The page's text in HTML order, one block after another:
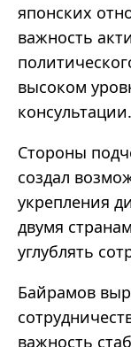
японских
важность
высоком
консультации.
Стороны
создал
укрепления
двумя
углублять
Байрамов
важность